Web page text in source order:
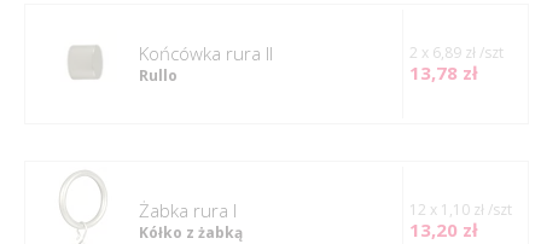
Końcówka rura II
Rullo
2 x 6,89 zł /szt
13,78 zł
Żabka rura I
Kółko z żabką
12 x 1,10 zł /szt
13,20 zł